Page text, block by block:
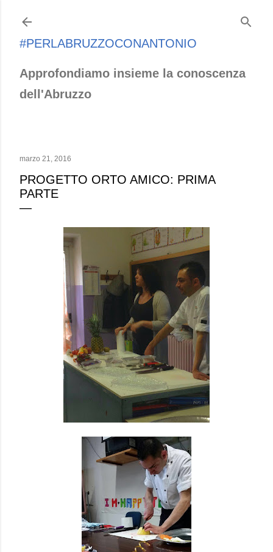
#PERLABRUZZOCONANTONIO
Approfondiamo insieme la conoscenza
dell'Abruzzo
marzo 21, 2016
PROGETTO ORTO AMICO: PRIMA
PARTE